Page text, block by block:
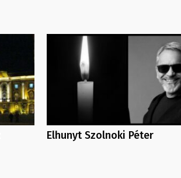
Elhunyt Szolnoki Péter